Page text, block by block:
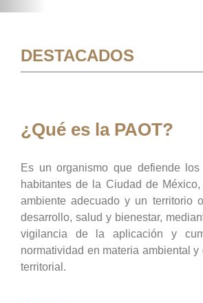
DESTACADOS
¿Qué es la PAOT?
Es un organismo que defiende
habitantes de la Ciudad de
ambiente adecuado y un territorio
desarrollo, salud y bienestar,
vigilancia de la aplicación y
normatividad en materia ambiental
territorial.